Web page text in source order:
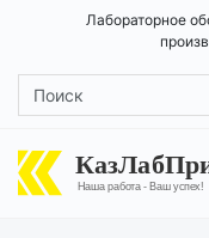
Лабораторное
Наша работа - Ваш успех!